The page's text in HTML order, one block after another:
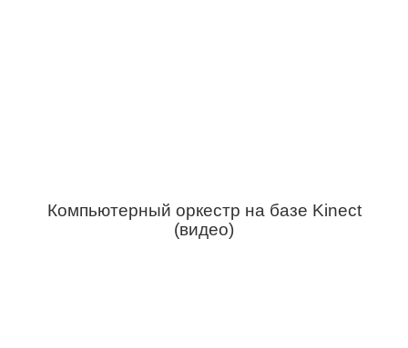
Компьютерный оркестр на базе Kinect
(видео)